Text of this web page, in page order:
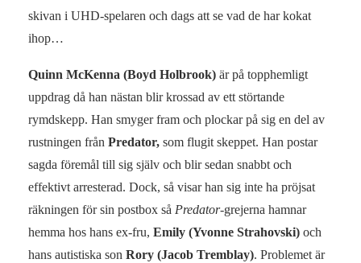
skivan i UHD-spelaren och dags att se vad de har kokat
ihop…
Quinn McKenna (Boyd Holbrook) är på topphemligt
uppdrag då han nästan blir krossad av ett störtande
rymdskepp. Han smyger fram och plockar på sig en del av
rustningen från Predator, som flugit skeppet. Han postar
sagda föremål till sig själv och blir sedan snabbt och
effektivt arresterad. Dock, så visar han sig inte ha pröjsat
räkningen för sin postbox så Predator-grejerna hamnar
hemma hos hans ex-fru, Emily (Yvonne Strahovski) och
hans autistiska son Rory (Jacob Tremblay). Problemet är